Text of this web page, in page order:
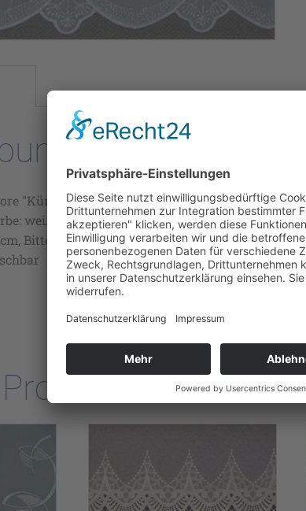
"Kümmel" auf transparenten Drehersable`,
weiß,
Bitte im Rapport bestellen!